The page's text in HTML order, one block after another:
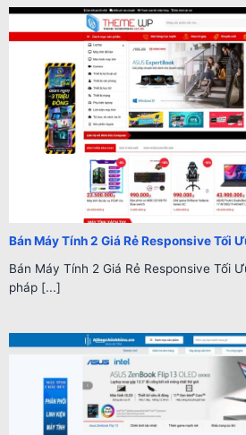
Bán Máy Tính 2 Giá Rẻ Responsive Tối
Bán Máy Tính 2 Giá Rẻ Responsive Tối
pháp [...]